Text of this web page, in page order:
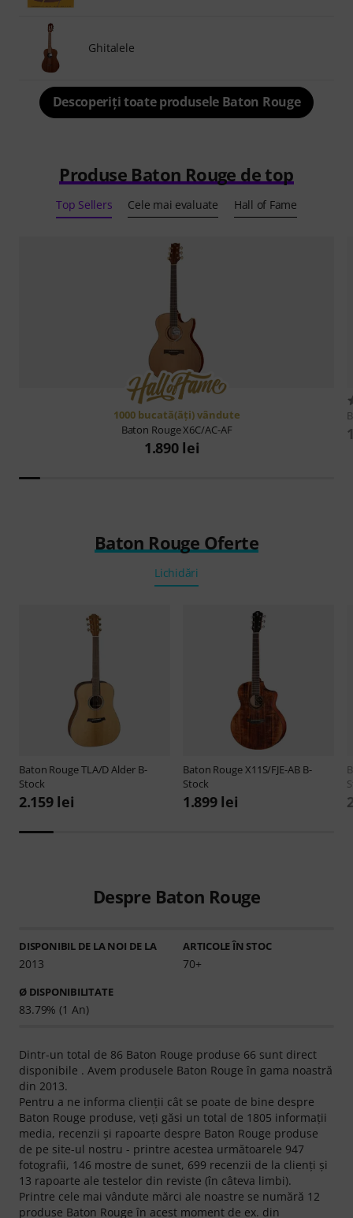
Ghitalele
Descoperiți toate produsele Baton Rouge
Produse Baton Rouge de top
Top Sellers Cele mai evaluate Hall of Fame
1000 bucată(ăţi) vândute
Baton RougeX6C/AC-AF
1.890 lei
Baton Rouge Oferte
Lichidări
Baton RougeTLA/D Alder B-
Stock
2.159 lei
Baton RougeX11S/FJE-AB B-
Stock
1.899 lei
Despre Baton Rouge
DISPONIBIL DE LA NOI DE LA
2013
ARTICOLE ÎN STOC
70+
Ø DISPONIBILITATE
83.79% (1 An)
Dintr-un total de 86 Baton Rouge produse 66 sunt direct
disponibile . Avem produsele Baton Rouge în gama noastră
din 2013.
Pentru a ne informa clienţii cât se poate de bine despre
Baton Rouge produse, veţi găsi un total de 1805 informaţii
media, recenzii şi rapoarte despre Baton Rouge produse
de pe site-ul nostru - printre acestea următoarele 947
fotografii, 146 mostre de sunet, 699 recenzii de la clienţi şi
13 rapoarte ale testelor din reviste (în câteva limbi).
Printre cele mai vândute mărci ale noastre se numără 12
produse Baton Rouge în acest moment de ex. din